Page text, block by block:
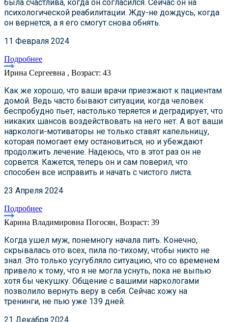
была счастлива, когда он согласился. Сейчас он на
психологической реабилитации. Жду-не дождусь, когда
он вернется, а я его смогут снова обнять.
11 Февраля 2024
Подробнее
Ирина Сергеевна , Возраст: 43
Как же хорошо, что ваши врачи приезжают к пациентам
домой. Ведь часто бывают ситуации, когда человек
беспробудно пьет, настолько теряется и деградирует, что
никаких шансов воздействовать на него нет. А вот ваши
наркологи-мотиваторы не только ставят капельницу,
которая помогает ему остановиться, но и убеждают
продолжить лечение. Надеюсь, что в этот раз он не
сорвется. Кажется, теперь он и сам поверил, что
способен все исправить и начать с чистого листа.
23 Апреля 2024
Подробнее
Карина Владимировна Погосян, Возраст: 39
Когда ушел муж, понемногу начала пить. Конечно,
скрывалась ото всех, пила по-тихому, чтобы никто не
знал. Это только усугубляло ситуацию, что со временем
привело к тому, что я не могла уснуть, пока не выпью
хотя бы чекушку. Общение с вашими наркологами
позволило вернуть веру в себя. Сейчас хожу на
тренинги, не пью уже 139 дней.
21 Декабря 2024